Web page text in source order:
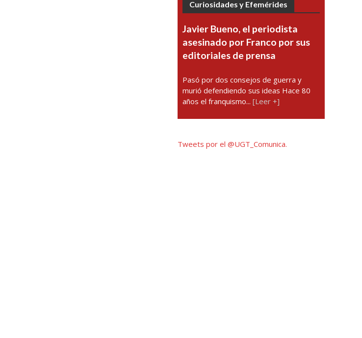
Curiosidades y Efemérides
Javier Bueno, el periodista
asesinado por Franco por sus
editoriales de prensa
Pasó por dos consejos de guerra y
murió defendiendo sus ideas Hace 80
años el franquismo...[Leer +]
Tweets por el @UGT_Comunica.